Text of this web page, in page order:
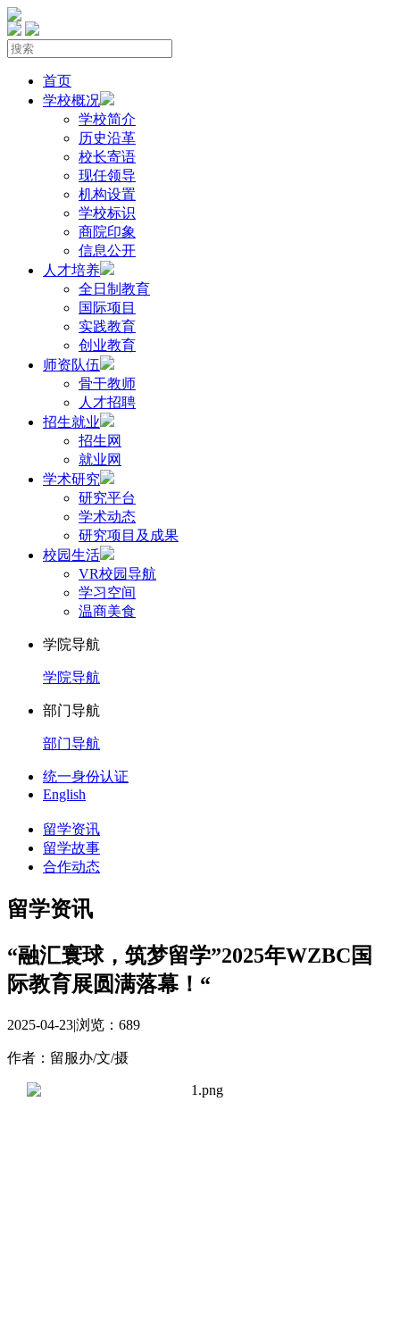
首页
学校概况
学校简介
历史沿革
校长寄语
现任领导
机构设置
学校标识
商院印象
信息公开
人才培养
全日制教育
国际项目
实践教育
创业教育
师资队伍
骨干教师
人才招聘
招生就业
招生网
就业网
学术研究
研究平台
学术动态
研究项目及成果
校园生活
VR校园导航
学习空间
温商美食
学院导航
学院导航
部门导航
部门导航
统一身份认证
English
留学资讯
留学故事
合作动态
留学资讯
“融汇寰球，筑梦留学”2025年WZBC国
际教育展圆满落幕！“
2025-04-23|浏览： 689
作者：留服办/文/摄